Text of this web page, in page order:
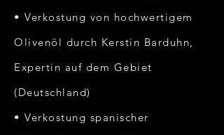
• Verkostung von hochwertigem
Olivenöl durch Kerstin Barduhn,
Expertin auf dem Gebiet
(Deutschland)
• Verkostung spanischer